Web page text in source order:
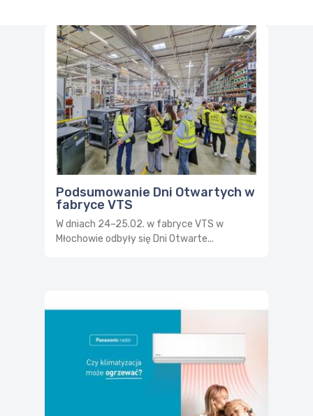
Podsumowanie Dni Otwartych w
fabryce VTS
W dniach 24–25.02. w fabryce VTS w
Młochowie odbyły się Dni Otwarte...